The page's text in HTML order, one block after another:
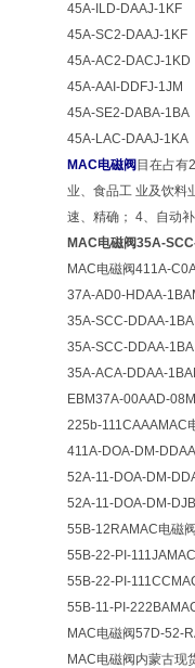
45A-ILD-DAAJ-1KF
45A-SC2-DAAJ-1KF
45A-AC2-DACJ-1KD
45A-AAI-DDFJ-1JM
45A-SE2-DABA-1BA
45A-LAC-DAAJ-1KA
MAC电磁阀 目在占有
业、食品工 业及饮料
速、精确； 4、自动
MAC电磁阀35A-
MAC电磁阀411A-
37A-AD0-HDAA-
35A-SCC-DDAA-
35A-SCC-DDAA-1BA
35A-ACA-DDAA-
EBM37A-00AAD-
225b-111CAAAMAC
411A-DOA-DM-
52A-11-DOA-DM-
52A-11-DOA-DM-
55B-12RAMAC电磁
55B-22-PI-
55B-22-PI-
55B-11-PI-
MAC电磁阀57D-52-
MAC电磁阀内蒙古现